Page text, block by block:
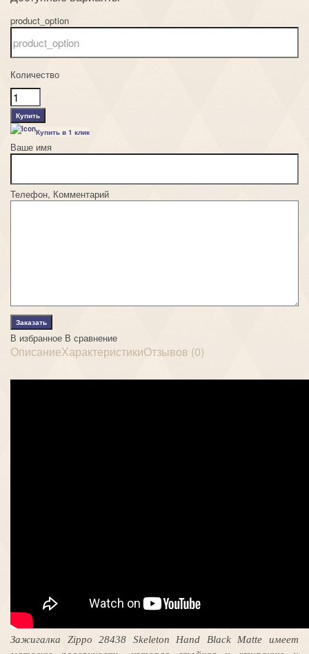
product_option
Количество
Купить в 1 клик
Ваше имя
Телефон, Комментарий
В избранное В сравнение
ОписаниеХарактеристикиОтзывов (0)
Зажигалка Zippo 28438 Skeleton Hand Black Matte имеет